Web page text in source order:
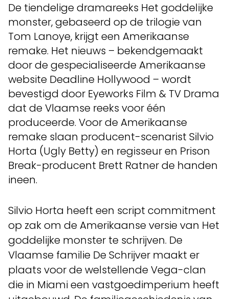
De tiendelige dramareeks Het goddelijke
monster, gebaseerd op de trilogie van
Tom Lanoye, krijgt een Amerikaanse
remake. Het nieuws – bekendgemaakt
door de gespecialiseerde Amerikaanse
website Deadline Hollywood – wordt
bevestigd door Eyeworks Film & TV Drama
dat de Vlaamse reeks voor één
produceerde. Voor de Amerikaanse
remake slaan producent-scenarist Silvio
Horta (Ugly Betty) en regisseur en Prison
Break-producent Brett Ratner de handen
ineen.
Silvio Horta heeft een script commitment
op zak om de Amerikaanse versie van Het
goddelijke monster te schrijven. De
Vlaamse familie De Schrijver maakt er
plaats voor de welstellende Vega-clan
die in Miami een vastgoedimperium heeft